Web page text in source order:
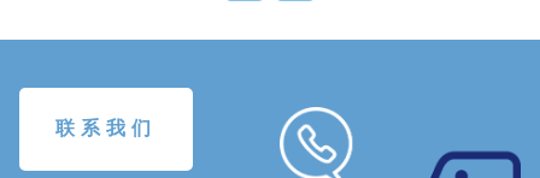
联系我们